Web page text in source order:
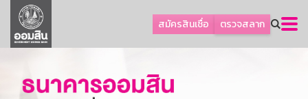
สมัครสินเชื่อ ตรวจสลาก
ลูกค้าธุรกิจ
ลูกค้าผู้ประกอบรายย่อย
ออมเพื่อสุข